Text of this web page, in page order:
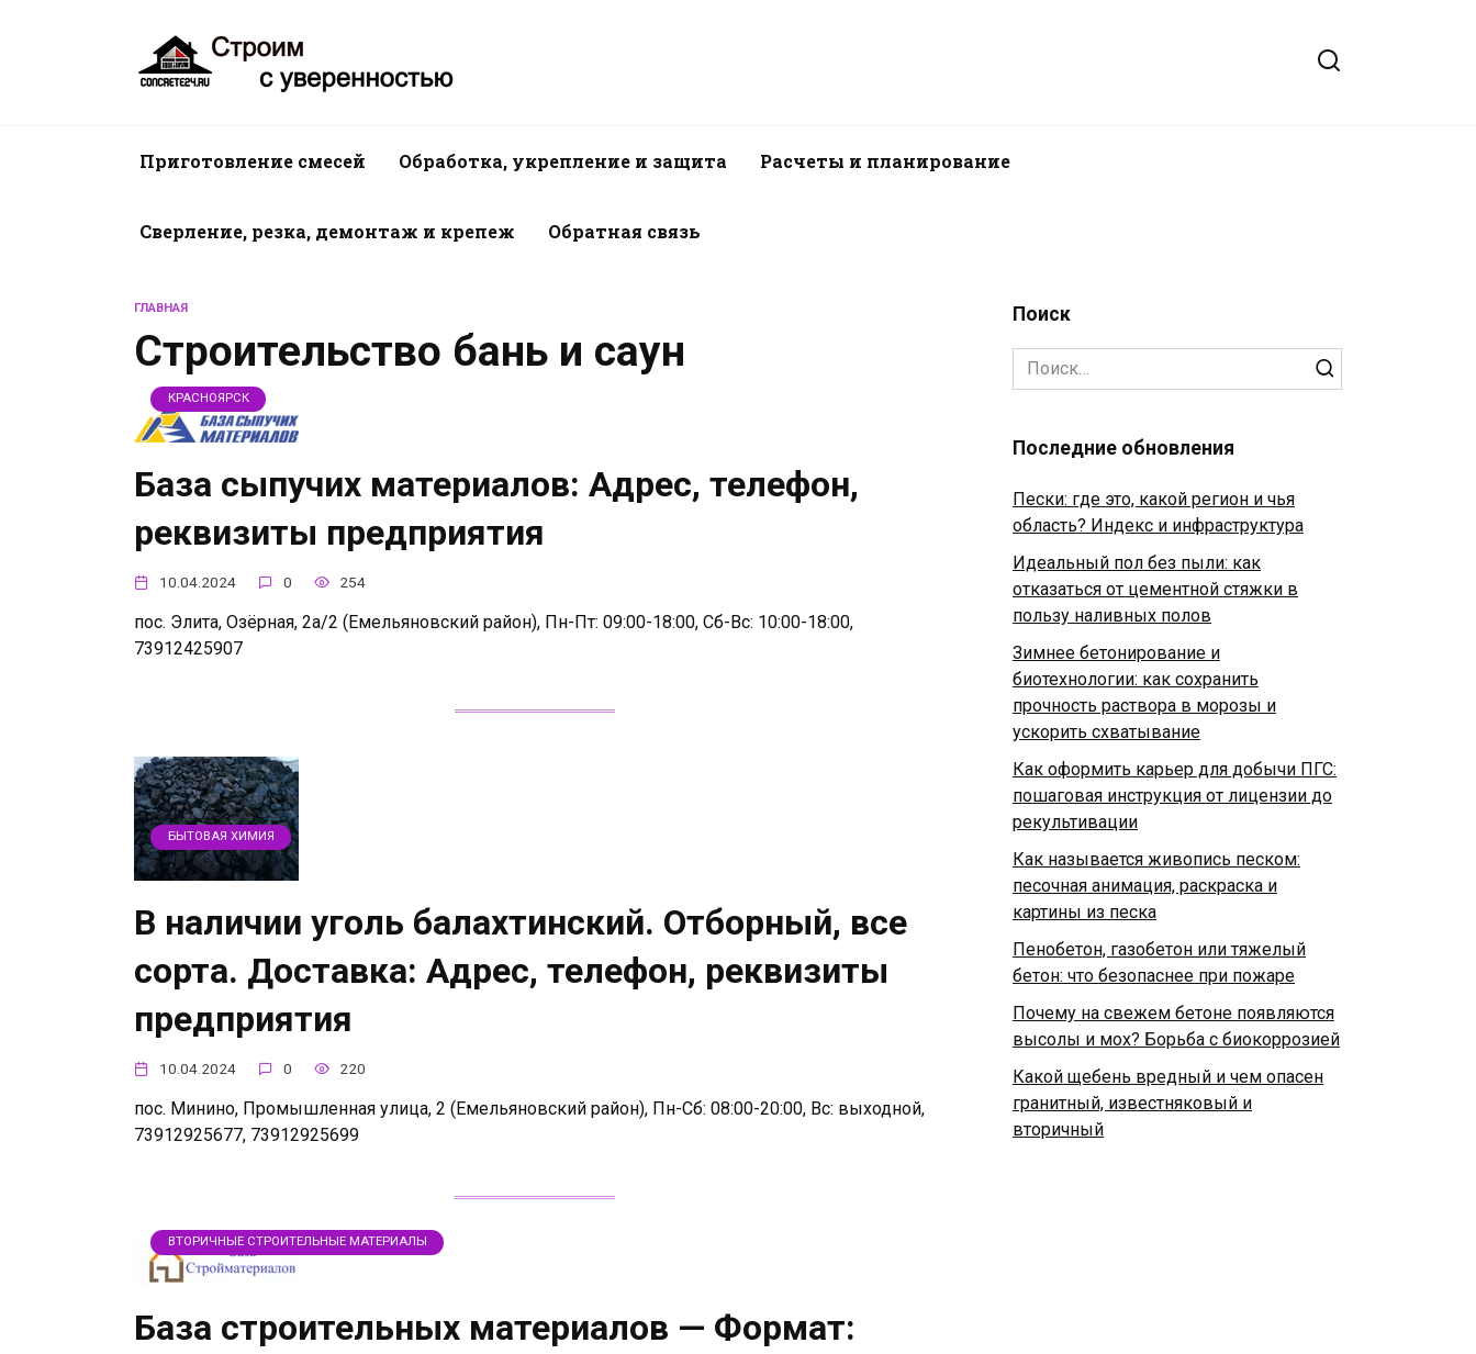
Приготовление смесей Обработка, укрепление и защита Расчеты и планирование
Сверление, резка, демонтаж и крепеж Обратная связь
ГЛАВНАЯ
Строительство бань и саун
КРАСНОЯРСК
База сыпучих материалов: Адрес, телефон,
реквизиты предприятия
10.04.2024 0 254
пос. Элита, Озёрная, 2а/2 (Емельяновский район), Пн-Пт: 09:00-18:00, Сб-Вс: 10:00-18:00,
73912425907
БЫТОВАЯ ХИМИЯ
В наличии уголь балахтинский. Отборный, все
сорта. Доставка: Адрес, телефон, реквизиты
предприятия
10.04.2024 0 220
пос. Минино, Промышленная улица, 2 (Емельяновский район), Пн-Сб: 08:00-20:00, Вс: выходной,
73912925677, 73912925699
ВТОРИЧНЫЕ СТРОИТЕЛЬНЫЕ МАТЕРИАЛЫ
База строительных материалов — Формат:
Поиск
Search
for:
Последние обновления
Пески: где это, какой регион и чья
область? Индекс и инфраструктура
Идеальный пол без пыли: как
отказаться от цементной стяжки в
пользу наливных полов
Зимнее бетонирование и
биотехнологии: как сохранить
прочность раствора в морозы и
ускорить схватывание
Как оформить карьер для добычи ПГС:
пошаговая инструкция от лицензии до
рекультивации
Как называется живопись песком:
песочная анимация, раскраска и
картины из песка
Пенобетон, газобетон или тяжелый
бетон: что безопаснее при пожаре
Почему на свежем бетоне появляются
высолы и мох? Борьба с биокоррозией
Какой щебень вредный и чем опасен
гранитный, известняковый и
вторичный